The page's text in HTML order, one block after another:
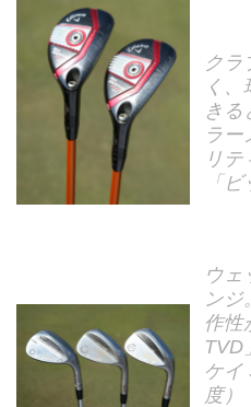
ク
く
きる
ラ
リ
「
ウェ
ン
作性
TVD
ケイ
度）